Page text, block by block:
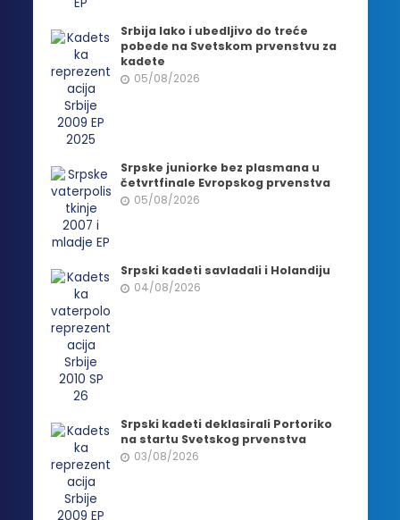
Srbija lako i ubedljivo do treće
pobede na Svetskom prvenstvu za
kadete
05/08/2026
Srpske juniorke bez plasmana u
četvrtfinale Evropskog prvenstva
05/08/2026
Srpski kadeti savladali i Holandiju
04/08/2026
Srpski kadeti deklasirali Portoriko
na startu Svetskog prvenstva
03/08/2026